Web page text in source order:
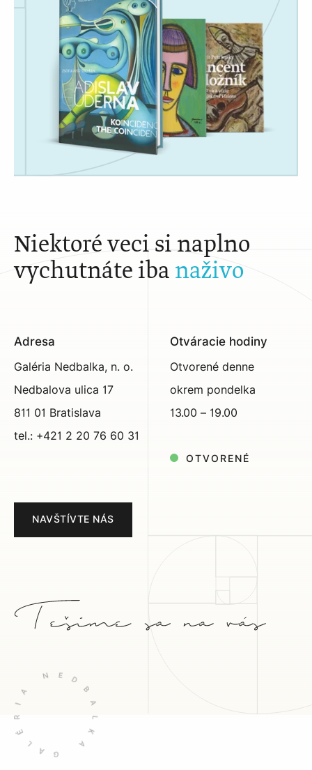
Niektoré veci si naplno
vychutnáte iba naživo
Adresa
Galéria Nedbalka, n. o.
Nedbalova ulica 17
811 01 Bratislava
tel.: +421 2 20 76 60 31
Otváracie hodiny
Otvorené denne
okrem pondelka
13.00 – 19.00
OTVORENÉ
NAVŠTÍVTE NÁS